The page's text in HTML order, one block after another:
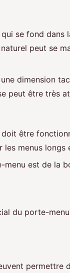
se fond
peut se
dimension
peut être très
être
menus longs
menu est de la
du porte-
permettre